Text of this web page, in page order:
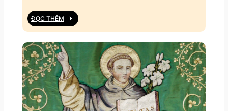
ĐỌC THÊM